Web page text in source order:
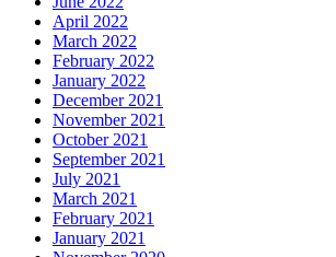
April 2022
March 2022
February 2022
January 2022
December 2021
November 2021
October 2021
September 2021
July 2021
March 2021
February 2021
January 2021